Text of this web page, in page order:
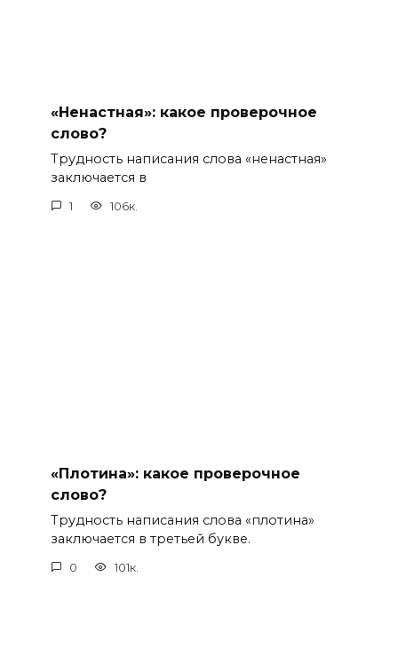
«Ненастная»: какое проверочное
слово?
Трудность написания слова «ненастная»
заключается в
1 106к.
«Плотина»: какое проверочное
слово?
Трудность написания слова «плотина»
заключается в третьей букве.
0 101к.